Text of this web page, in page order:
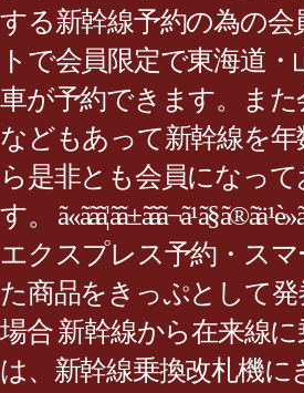
する新幹線予約の為の会
トで会員限定で東海道・
車が予約できます。また
などもあって新幹線を
ら是非とも会員になっ
す。
エクスプレス予約・スマ
た商品をきっぷとして
場合 新幹線から在来線
は、新幹線乗換改札機に